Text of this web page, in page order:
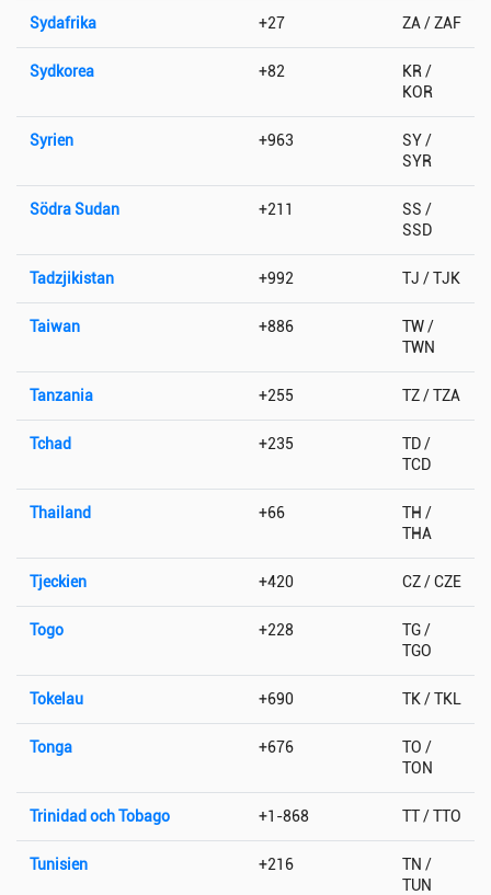
Sydafrika +27 ZA / ZAF
Sydkorea +82
KR /
KOR
Syrien +963
SY /
SYR
Södra Sudan +211
SS /
SSD
Tadzjikistan +992 TJ / TJK
Taiwan +886
TW /
TWN
Tanzania +255 TZ / TZA
Tchad +235
TD /
TCD
Thailand +66
TH /
THA
Tjeckien +420 CZ / CZE
Togo +228
TG /
TGO
Tokelau +690 TK / TKL
Tonga +676
TO /
TON
Trinidad och Tobago +1-868 TT / TTO
Tunisien +216
TN /
TUN